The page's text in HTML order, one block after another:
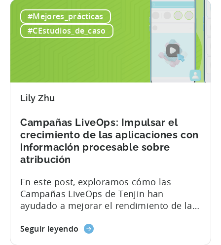
favorables al crecimiento para ampliar su
negocio. He aquí una instantánea de sus
impresionantes resultados en sólo 9
meses: - ≈ 20% de aumento del ROI - ≈
2900% de aumento de las instalaciones
estudio
pakistaní
de
en
2900%
en
con
Tenjin
#Mejores_prácticas
#CEstudios_de_caso
Lily Zhu
Campañas LiveOps: Impulsar el
crecimiento de las aplicaciones con
información procesable sobre
atribución
En este post, exploramos cómo las
Campañas LiveOps de Tenjin han
ayudado a mejorar el rendimiento de las
sumergiremos en cada caso, detallando
Seguir leyendo sobre